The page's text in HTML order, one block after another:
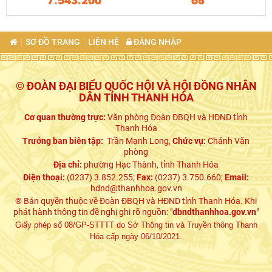
SƠ ĐỒ TRANG LIÊN HỆ ĐĂNG NHẬP
© ĐOÀN ĐẠI BIỂU QUỐC HỘI VÀ HỘI ĐỒNG NHÂN
DÂN TỈNH THANH HÓA
Cơ quan thường trực:Văn phòng Đoàn ĐBQH và HĐND tỉnh
Thanh Hóa
Trưởng ban biên tập: Trần Mạnh Long,Chức vụ:Chánh Văn
phòng
Địa chỉ: phường Hạc Thành, tỉnh Thanh Hóa
Điện thoại: (0237) 3.852.255;Fax:(0237) 3.750.660;Email:
hdnd@thanhhoa.gov.vn
® Bản quyền thuộc về Đoàn ĐBQH và HĐND tỉnh Thanh Hóa. Khi
phát hành thông tin đề nghị ghi rõ nguồn: "dbndthanhhoa.gov.vn"
Giấy phép số 08/GP-STTTT do Sở Thông tin và Truyền thông Thanh
Hóa cấp ngày 06/10/2021.